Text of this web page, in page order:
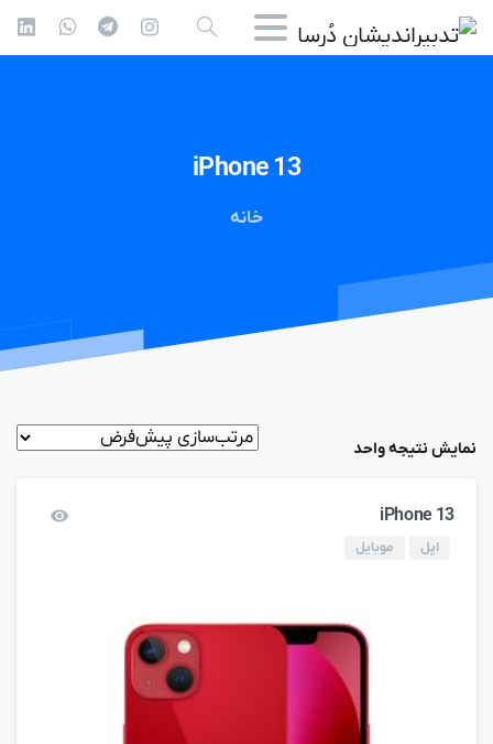
iPhone 13
خانه
نمایش نتیجه واحد
iPhone 13
اپل موبایل